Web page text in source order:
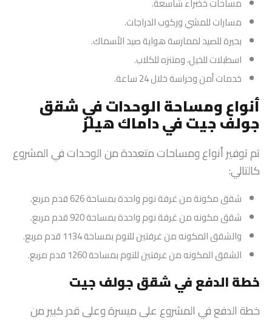
مسارات للمشي وركوب الدراجات.
بحيرة للصيد لممارسة هواية صيد الأسماك.
اسطبلات للخيل، ومتنزه للكلاب.
خدمات أمن وحراسة خلال 24 ساعة.
أنواع ومساحة الوحدات في شقق
جولف جيت في داماك هيلز
تم توفير أنواع ومساحات متعددة من الوحدات في المشروع
كالتالي:
شقق مكونة من غرفة نوم واحدة بمساحة 626 قدم مربع.
شقق مكونه من غرفة نوم واحدة بمساحة 920 قدم مربع.
والشقق المكونه من غرفتين للنوم بمساحة 1134 قدم مربع.
الشقق المكونه من غرفتين للنوم بمساحة 1260 قدم مربع.
خطة الدفع في شقق جولف جيت
خطة الدفع في المشروع على ميسرة وعلى قدر كبير من